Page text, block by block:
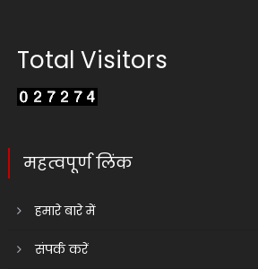
Total Visitors
महत्वपूर्ण लिंक
हमारे बारे में
संपर्क करें